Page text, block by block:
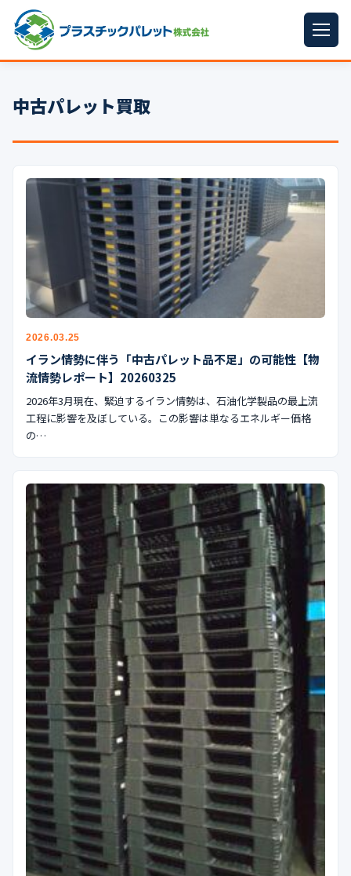
パレットサイズ
プラパレット ▼
コンテナ ▼
再生原料
梱包資材
公式ブログ
会社案内
中古パレット買取
2026.03.25
イラン情勢に伴う「中古パレット品不足」の可能性【物
流情勢レポート】20260325
2026年3月現在、緊迫するイラン情勢は、石油化学製品の最上流
工程に影響を及ぼしている。この影響は単なるエネルギー価格
の…